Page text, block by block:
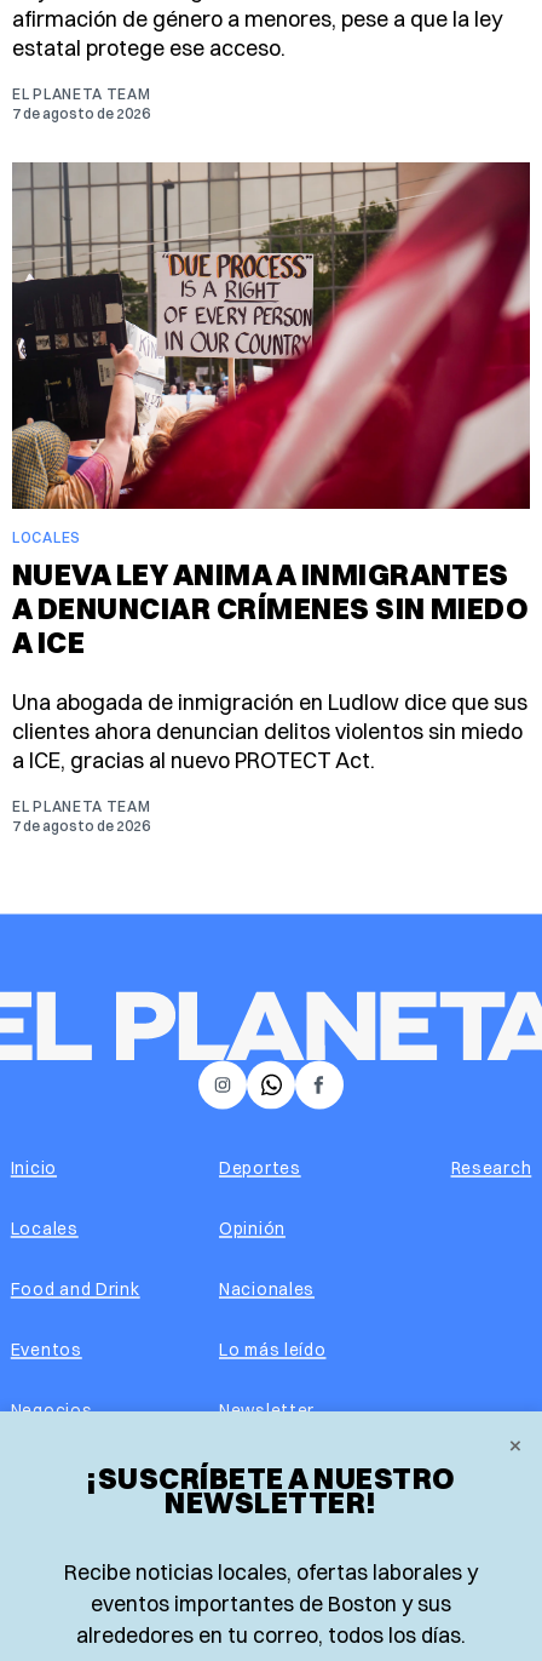
afirmación de género a menores, pese a que la ley
estatal protege ese acceso.
EL PLANETA TEAM
7 de agosto de 2026
LOCALES
NUEVA LEY ANIMA A INMIGRANTES
A DENUNCIAR CRÍMENES SIN MIEDO
A ICE
Una abogada de inmigración en Ludlow dice que sus
clientes ahora denuncian delitos violentos sin miedo
a ICE, gracias al nuevo PROTECT Act.
EL PLANETA TEAM
7 de agosto de 2026
×
¡SUSCRÍBETE A NUESTRO
NEWSLETTER!
Recibe noticias locales, ofertas laborales y
eventos importantes de Boston y sus
alrededores en tu correo, todos los días.
𝕏 Facebook
Instagram
Inicio
Locales
Food and Drink
Eventos
Negocios
Real Estate
Guía de Recursos
Deportes
Opinión
Nacionales
Lo más leído
Newsletter
Edición impresa
Advertise with us
Research